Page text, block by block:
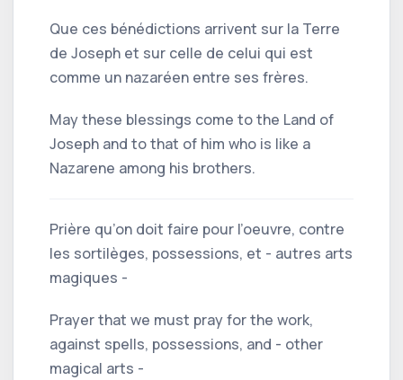
Que ces bénédictions arrivent sur la Terre
de Joseph et sur celle de celui qui est
comme un nazaréen entre ses frères.
May these blessings come to the Land of
Joseph and to that of him who is like a
Nazarene among his brothers.
Prière qu’on doit faire pour l’oeuvre, contre
les sortilèges, possessions, et - autres arts
magiques -
Prayer that we must pray for the work,
against spells, possessions, and - other
magical arts -